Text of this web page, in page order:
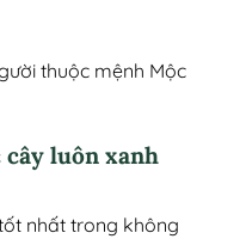
thuộc mệnh Mộc
cây luôn xanh
nhất trong không